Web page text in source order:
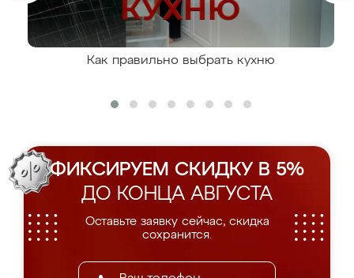
Как правильно выбрать кухню
ФИКСИРУЕМ СКИДКУ В 5%
ДО КОНЦА АВГУСТА
Оставьте заявку сейчас, скидка
сохранится.